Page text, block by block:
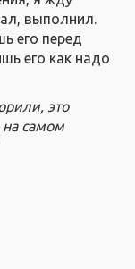
выполнил.
его перед
его как надо
это
самом